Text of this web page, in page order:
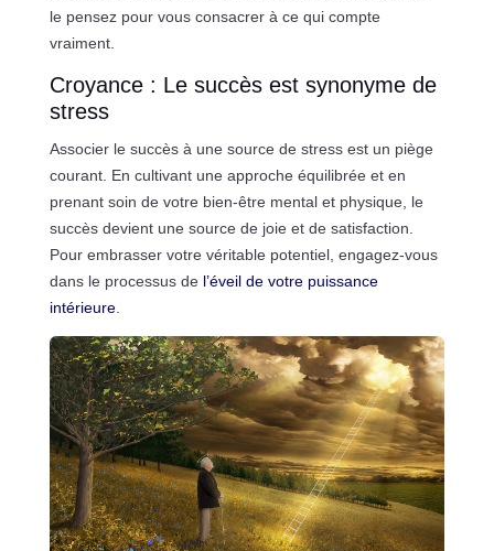
le pensez pour vous consacrer à ce qui compte
vraiment.
Croyance : Le succès est synonyme de
stress
Associer le succès à une source de stress est un piège
courant. En cultivant une approche équilibrée et en
prenant soin de votre bien-être mental et physique, le
succès devient une source de joie et de satisfaction.
Pour embrasser votre véritable potentiel, engagez-vous
dans le processus de l’éveil de votre puissance
intérieure.